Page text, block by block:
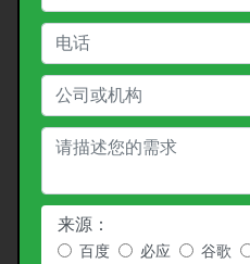
来源：
百度 必应 谷歌